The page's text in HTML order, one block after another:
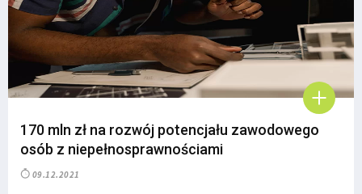
170 mln zł na rozwój potencjału zawodowego
osób z niepełnosprawnościami
09.12.2021